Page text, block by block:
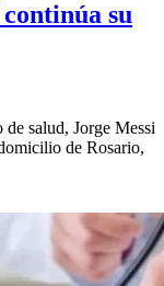
su
de salud, Jorge Messi
de Rosario,